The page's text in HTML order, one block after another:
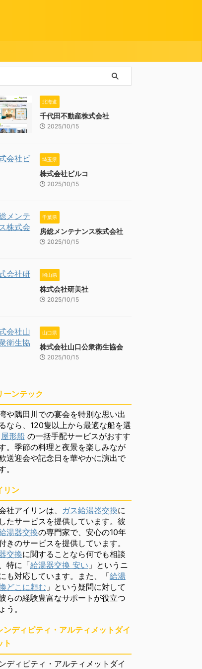
北海道
千代田不動産株式会社
2025/10/15
埼玉県
株式会社ビルコ
2025/10/15
千葉県
房総メンテナンス株式会社
2025/10/15
岡山県
株式会社研美社
2025/10/15
山口県
株式会社山口公衆衛生協会
2025/10/15
ーンテック
や隅田川での宴会を特別な思い出
なら、120隻以上から最適な船を選
屋形船 の一括手配サービスがおすす
。季節の料理と夜景を楽しみなが
送迎会や記念日を華やかに演出で
。
リン
社アイリンは、 ガス給湯器交換に
たサービスを提供しています。彼
湯器交換の専門家で、安心の10年
きのサービスを提供しています。
交換に関することなら何でも相談
特に「給湯器交換 安い 」というニ
も対応しています。また、「給湯
どこに頼む 」という疑問に対して
らの経験豊富なサポートが役立つ
う。
ンディピティ・アルティメットダイ
ト
ディピティ・アルティメットダイ